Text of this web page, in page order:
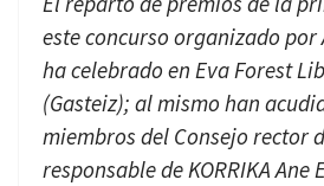
este concurso organizado por
ha celebrado en Eva Forest
(Gasteiz); al mismo han
miembros del Consejo rector
responsable de KORRIKA Ane